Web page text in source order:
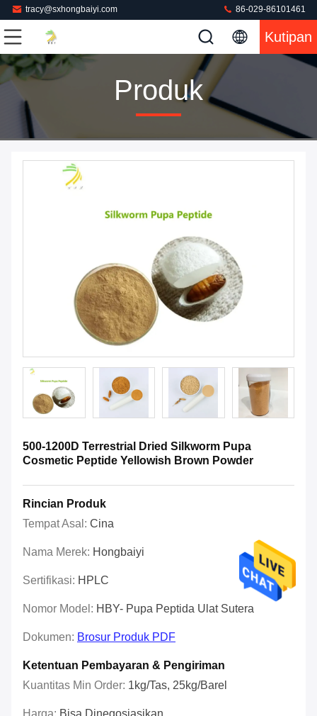
tracy@sxhongbaiyi.com 86-029-86101461
Kutipan
Produk
500-1200D Terrestrial Dried Silkworm Pupa
Cosmetic Peptide Yellowish Brown Powder
Rincian Produk
Tempat Asal: Cina
Nama Merek: Hongbaiyi
Sertifikasi: HPLC
Nomor Model: HBY- Pupa Peptida Ulat Sutera
Dokumen: Brosur Produk PDF
Ketentuan Pembayaran & Pengiriman
Kuantitas Min Order: 1kg/tas, 25kg/barel